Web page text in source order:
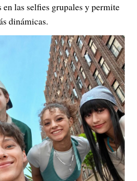
las selfies grupales y permite
dinámicas.